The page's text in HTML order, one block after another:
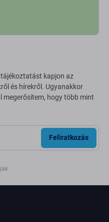
kapjon az
és hírekről. Ugyanakkor
megerősítem, hogy több mint
Feliratkozás